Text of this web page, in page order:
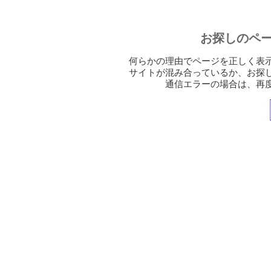
お探しのペ
何らかの理由でページを正しく表
サイトが混み合っているか、お探
通信エラーの場合は、再